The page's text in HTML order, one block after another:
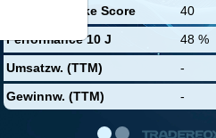
Relative Stärke Score
40
Performance 10 J
48 %
Umsatzw. (TTM)
-
Gewinnw. (TTM)
-
reporting. It focuses on
merchant and subscription
solutions. The company was
founded on September 28, 2004
and is headquartered in Ottawa,
Canada.